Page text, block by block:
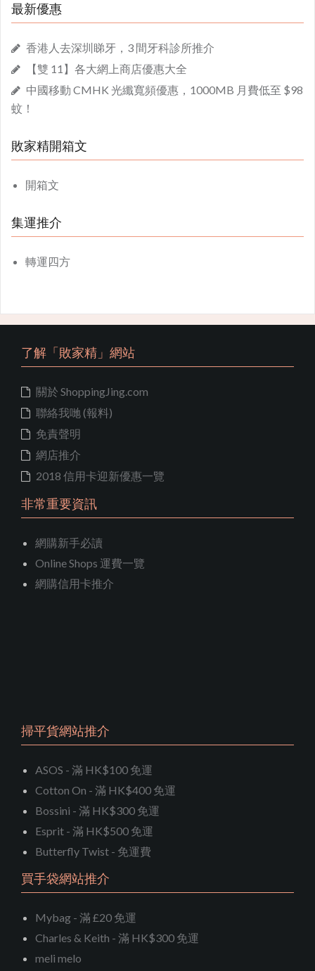
最新優惠
香港人去深圳睇牙，3 間牙科診所推介
【雙 11】各大網上商店優惠大全
中國移動 CMHK 光纖寬頻優惠，1000MB 月費低至 $98
蚊！
敗家精開箱文
開箱文
集運推介
轉運四方
了解「敗家精」網站
關於 ShoppingJing.com
聯絡我哋 (報料)
免責聲明
網店推介
2018 信用卡迎新優惠一覽
非常重要資訊
網購新手必讀
Online Shops 運費一覽
網購信用卡推介
掃平貨網站推介
ASOS - 滿 HK$100 免運
Cotton On - 滿 HK$400 免運
Bossini - 滿 HK$300 免運
Esprit - 滿 HK$500 免運
Butterfly Twist - 免運費
買手袋網站推介
Mybag - 滿 £20 免運
Charles & Keith - 滿 HK$300 免運
meli melo